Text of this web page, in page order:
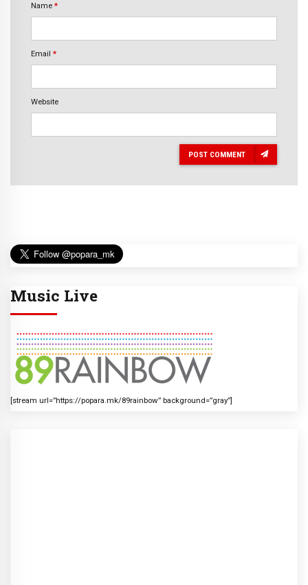
Name *
Email *
Website
POST COMMENT
Music Live
[stream url=”https://popara.mk/89rainbow” background=”gray”]